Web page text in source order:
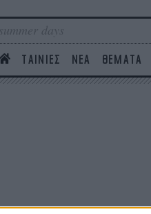
summer days
ΤΑΙΝΙΕΣ ΝΕΑ ΘΕΜΑΤΑ